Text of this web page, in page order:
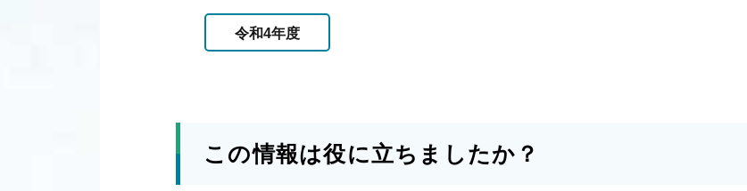
令和4年度
この情報は役に立ちましたか？